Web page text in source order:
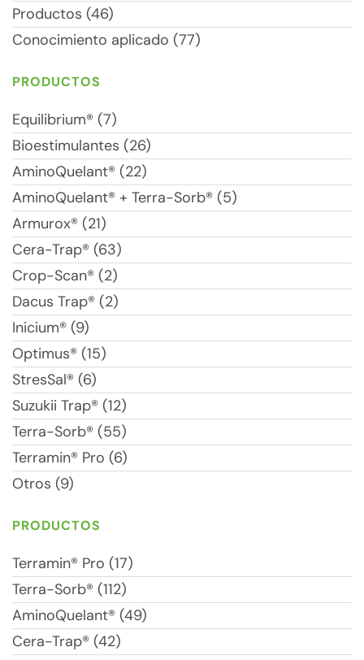
Productos (46)
Conocimiento aplicado (77)
PRODUCTOS
Equilibrium® (7)
Bioestimulantes (26)
AminoQuelant® (22)
AminoQuelant® + Terra-Sorb® (5)
Armurox® (21)
Cera-Trap® (63)
Crop-Scan® (2)
Dacus Trap® (2)
Inicium® (9)
Optimus® (15)
StresSal® (6)
Suzukii Trap® (12)
Terra-Sorb® (55)
Terramin® Pro (6)
Otros (9)
PRODUCTOS
Terramin® Pro (17)
Terra-Sorb® (112)
AminoQuelant® (49)
Cera-Trap® (42)